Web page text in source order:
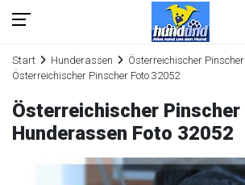
Start Hunderassen Österreichischer Pinscher
Österreichischer Pinscher Foto 32052
Österreichischer Pinscher
Hunderassen Foto 32052